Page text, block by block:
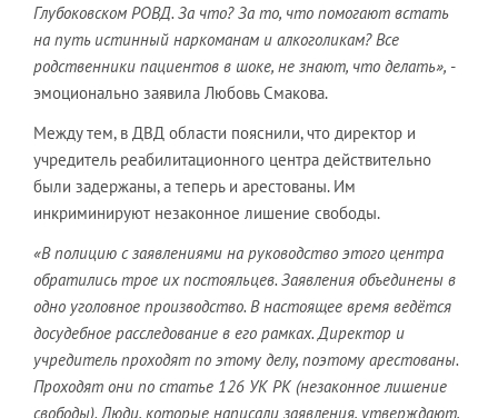
Глубоковском РОВД. За что? За то, что помогают встать
на путь истинный наркоманам и алкоголикам? Все
родственники пациентов в шоке, не знают, что делать», -
эмоционально заявила Любовь Смакова.
Между тем, в ДВД области пояснили, что директор и
учредитель реабилитационного центра действительно
были задержаны, а теперь и арестованы. Им
инкриминируют незаконное лишение свободы.
«В полицию с заявлениями на руководство этого центра
обратились трое их постояльцев. Заявления объединены в
одно уголовное производство. В настоящее время ведётся
досудебное расследование в его рамках. Директор и
учредитель проходят по этому делу, поэтому арестованы.
Проходят они по статье 126 УК РК (незаконное лишение
свободы). Люди, которые написали заявления, утверждают,